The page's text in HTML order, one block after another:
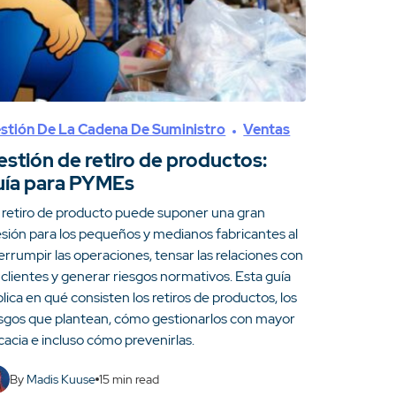
De La Cadena De Suministro Ventas
de retiro de productos:
para PYMEs
de producto puede suponer una gran
para los pequeños y medianos fabricantes al
las operaciones, tensar las relaciones con
y generar riesgos normativos. Esta guía
en qué consisten los retiros de productos, los
que plantean, cómo gestionarlos con mayor
e incluso cómo prevenirlas.
By Madis Kuuse 15min read